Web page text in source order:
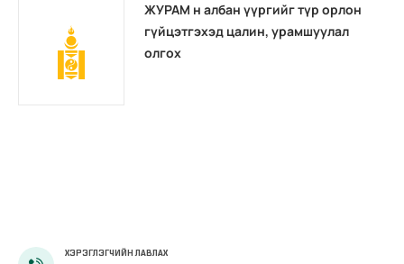
ЖУРАМ н албан үүргийг түр орлон
гүйцэтгэхэд цалин, урамшуулал
олгох
ХЭРЭГЛЭГЧИЙН ЛАВЛАХ